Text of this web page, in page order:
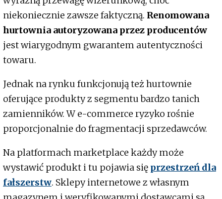
niekoniecznie zawsze faktyczną. Renomowana
hurtownia autoryzowana przez producentów
jest wiarygodnym gwarantem autentyczności
towaru.
Jednak na rynku funkcjonują też hurtownie
oferujące produkty z segmentu bardzo tanich
zamienników. W e-commerce ryzyko rośnie
proporcjonalnie do fragmentacji sprzedawców.
Na platformach marketplace każdy może
wystawić produkt i tu pojawia się przestrzeń dla
fałszerstw. Sklepy internetowe z własnym